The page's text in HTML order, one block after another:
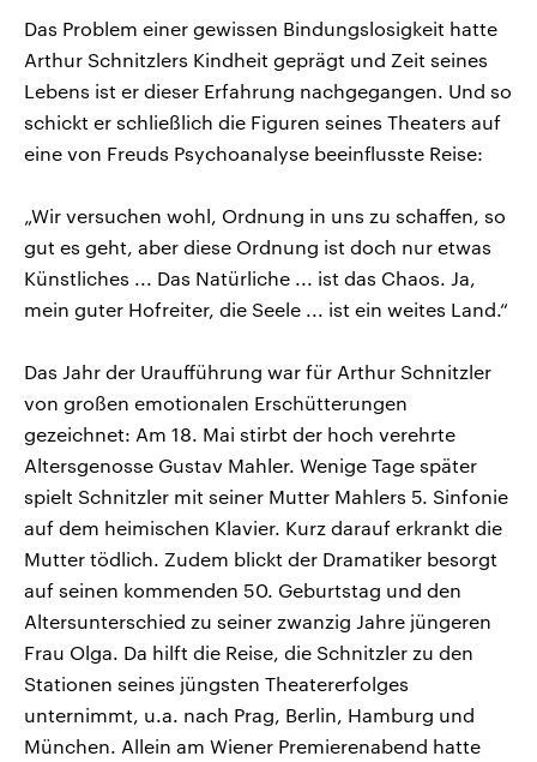
Das Problem einer gewissen Bindungslosigkeit hatte
Arthur Schnitzlers Kindheit geprägt und Zeit seines
Lebens ist er dieser Erfahrung nachgegangen. Und so
schickt er schließlich die Figuren seines Theaters auf
eine von Freuds Psychoanalyse beeinflusste Reise:
„Wir versuchen wohl, Ordnung in uns zu schaffen, so
gut es geht, aber diese Ordnung ist doch nur etwas
Künstliches ... Das Natürliche ... ist das Chaos. Ja,
mein guter Hofreiter, die Seele ... ist ein weites Land.“
Das Jahr der Uraufführung war für Arthur Schnitzler
von großen emotionalen Erschütterungen
gezeichnet: Am 18. Mai stirbt der hoch verehrte
Altersgenosse Gustav Mahler. Wenige Tage später
spielt Schnitzler mit seiner Mutter Mahlers 5. Sinfonie
auf dem heimischen Klavier. Kurz darauf erkrankt die
Mutter tödlich. Zudem blickt der Dramatiker besorgt
auf seinen kommenden 50. Geburtstag und den
Altersunterschied zu seiner zwanzig Jahre jüngeren
Frau Olga. Da hilft die Reise, die Schnitzler zu den
Stationen seines jüngsten Theatererfolges
unternimmt, u.a. nach Prag, Berlin, Hamburg und
München. Allein am Wiener Premierenabend hatte